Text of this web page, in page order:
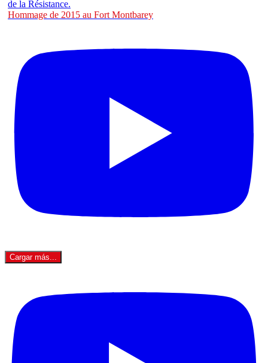
Hommage de 2015 au Fort Montbarey
Cargar más...